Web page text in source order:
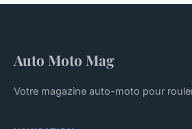
Auto Moto Mag
Votre magazine auto-moto pour